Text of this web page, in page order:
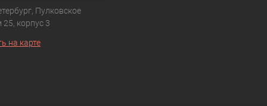
Пулковское
корпус 3
на карте